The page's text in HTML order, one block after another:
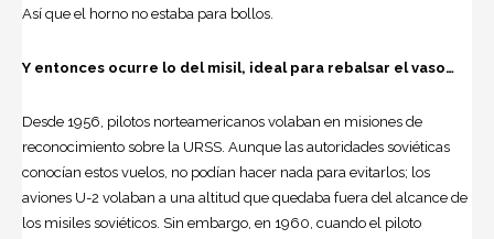
Así que el horno no estaba para bollos.
Y entonces ocurre lo del misil, ideal para rebalsar el vaso…
Desde 1956, pilotos norteamericanos volaban en misiones de
reconocimiento sobre la URSS. Aunque las autoridades soviéticas
conocían estos vuelos, no podían hacer nada para evitarlos; los
aviones U-2 volaban a una altitud que quedaba fuera del alcance de
los misiles soviéticos. Sin embargo, en 1960, cuando el piloto